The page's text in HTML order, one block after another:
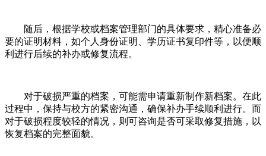
随后，根据学校或档案管理部门的具体要求，精心准备必
要的证明材料，如个人身份证明、学历证书复印件等，以便顺
利进行后续的补办或修复流程。
对于破损严重的档案，可能需申请重新制作新档案。在此
过程中，保持与校方的紧密沟通，确保补办手续顺利进行。而
对于破损程度较轻的情况，则可咨询是否可采取修复措施，以
恢复档案的完整面貌。